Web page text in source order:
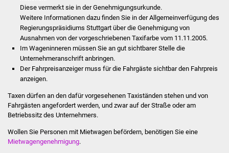
Ortsentwicklung
Presse
Bürger & Service
Was erledige ich wo
Dienstleistungen
Diese vermerkt sie in der Genehmigungsurkunde.
Weitere Informationen dazu finden Sie in der Allgemeinverfügung des
Regierungspräsidiums Stuttgart über die Genehmigung von
Ausnahmen von der vorgeschriebenen Taxifarbe vom 11.11.2005.
Im Wageninneren müssen Sie an gut sichtbarer Stelle die
Unternehmeranschrift anbringen.
Der Fahrpreisanzeiger muss für die Fahrgäste sichtbar den Fahrpreis
anzeigen.
Taxen dürfen an den dafür vorgesehenen Taxiständen stehen und von
Fahrgästen angefordert werden, und zwar auf der Straße oder am
Betriebssitz des Unternehmers.
Wollen Sie Personen mit Mietwagen befördern, benötigen Sie eine
Mietwagengenehmigung.